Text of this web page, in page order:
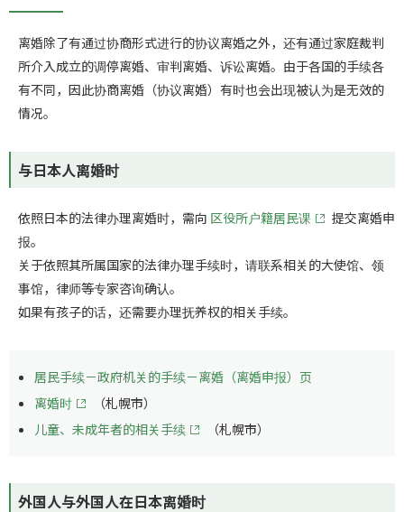
离婚除了有通过协商形式进行的协议离婚之外，还有通过家庭裁判
所介入成立的调停离婚、审判离婚、诉讼离婚。由于各国的手续各
有不同，因此协商离婚（协议离婚）有时也会出现被认为是无效的
情况。
与日本人离婚时
依照日本的法律办理离婚时，需向 区役所户籍居民课
提交离婚申
报。
关于依照其所属国家的法律办理手续时，请联系相关的大使馆、领
事馆，律师等专家咨询确认。
如果有孩子的话，还需要办理抚养权的相关手续。
居民手续－政府机关的手续－离婚（离婚申报）页
离婚时
（札幌市）
儿童、未成年者的相关手续
（札幌市）
外国人与外国人在日本离婚时